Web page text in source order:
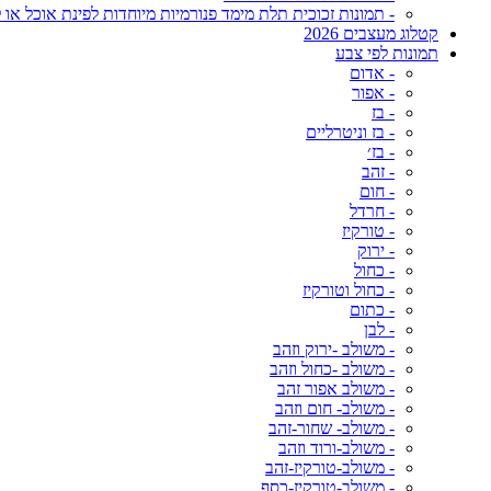
- תמונות זכוכית תלת מימד פנורמיות מיוחדות לפינת אוכל או
קטלוג מעצבים 2026
תמונות לפי צבע
- אדום
- אפור
- בז
- בז וניטרליים
- בז׳
- זהב
- חום
- חרדל
- טורקיז
- ירוק
- כחול
- כחול וטורקיז
- כתום
- לבן
- משולב -ירוק וזהב
- משולב -כחול וזהב
- משולב אפור זהב
- משולב- חום וזהב
- משולב- שחור-זהב
- משולב-ורוד וזהב
- משולב-טורקיז-זהב
- משולב-טורקיז-כסף